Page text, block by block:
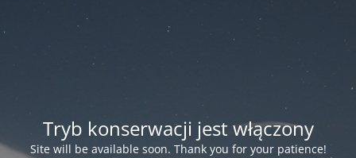
Tryb konserwacji jest włączony
Site will be available soon. Thank you for your patience!